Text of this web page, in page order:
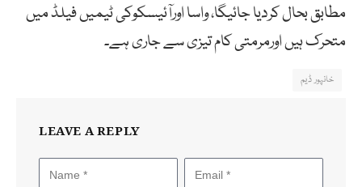
مطابق بحال کردیا جائیگا، واسا اورآئیسکوکی ٹیمیں فیلڈ میں
متحرک ہیں اورمرمتی کام تیزی سے جاری ہے۔
خانپور ڈیم
LEAVE A REPLY